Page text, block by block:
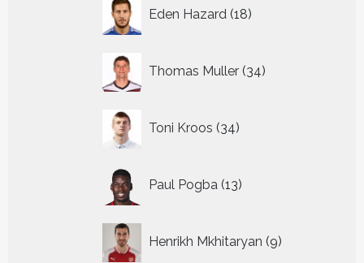
Eden Hazard 18
producten
Thomas Muller 34
producten
Toni Kroos 34
producten
Paul Pogba 13
producten
Henrikh Mkhitaryan 9
producten